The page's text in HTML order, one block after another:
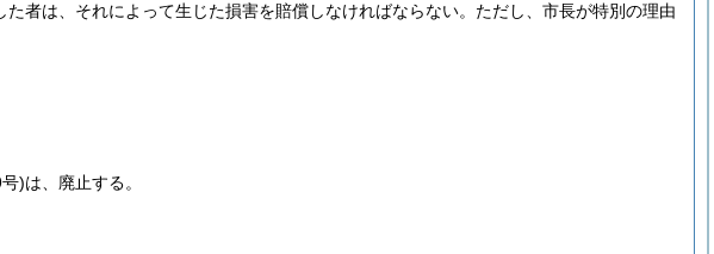
者は、それによって生じた損害を賠償しなければならない。 ただし、市長が特別の理由
)は、廃止する。